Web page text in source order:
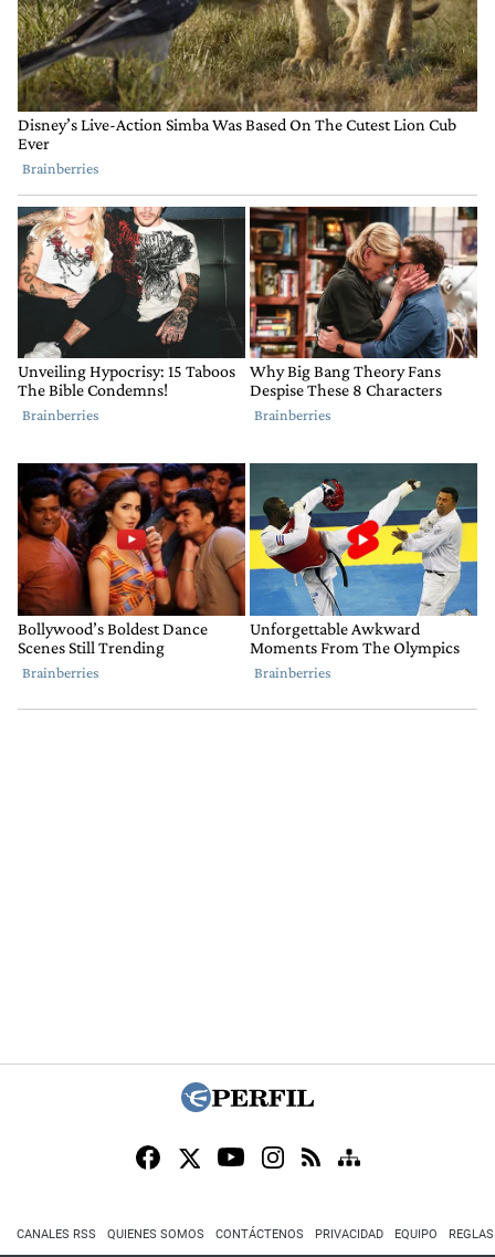
CANALES RSS QUIENES SOMOS CONTÁCTENOS PRIVACIDAD EQUIPO